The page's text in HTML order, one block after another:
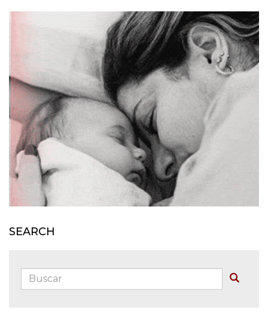
SEARCH
Buscar: